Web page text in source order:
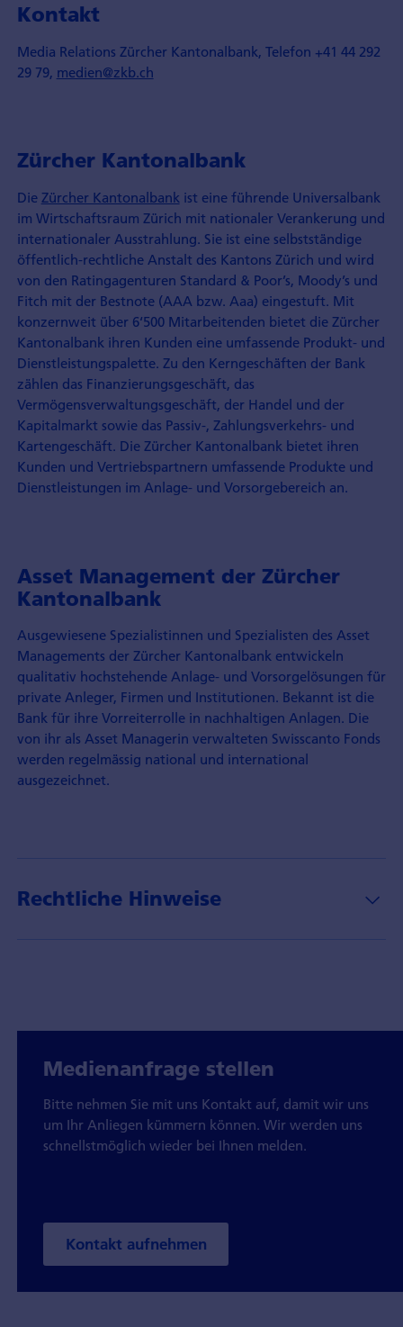
Kontakt
Media Relations Zürcher Kantonalbank, Telefon +41 44 292
29 79, medien@zkb.ch
Zürcher Kantonalbank
Die Zürcher Kantonalbankist eine führende Universalbank
im Wirtschaftsraum Zürich mit nationaler Verankerung und
internationaler Ausstrahlung. Sie ist eine selbstständige
öffentlich-rechtliche Anstalt des Kantons Zürich und wird
von den Ratingagenturen Standard & Poor’s, Moody’s und
Fitch mit der Bestnote (AAA bzw. Aaa) eingestuft. Mit
konzernweit über 6‘500 Mitarbeitenden bietet die Zürcher
Kantonalbank ihren Kunden eine umfassende Produkt- und
Dienstleistungspalette. Zu den Kerngeschäften der Bank
zählen das Finanzierungsgeschäft, das
Vermögensverwaltungsgeschäft, der Handel und der
Kapitalmarkt sowie das Passiv-, Zahlungsverkehrs- und
Kartengeschäft. Die Zürcher Kantonalbank bietet ihren
Kunden und Vertriebspartnern umfassende Produkte und
Dienstleistungen im Anlage- und Vorsorgebereich an.
Asset Management der Zürcher
Kantonalbank
Ausgewiesene Spezialistinnen und Spezialisten des Asset
Managements der Zürcher Kantonalbank entwickeln
qualitativ hochstehende Anlage- und Vorsorgelösungen für
private Anleger, Firmen und Institutionen. Bekannt ist die
Bank für ihre Vorreiterrolle in nachhaltigen Anlagen. Die
von ihr als Asset Managerin verwalteten Swisscanto Fonds
werden regelmässig national und international
ausgezeichnet.
Rechtliche Hinweise
Medienanfrage stellen
Bitte nehmen Sie mit uns Kontakt auf, damit wir uns
um Ihr Anliegen kümmern können. Wir werden uns
schnellstmöglich wieder bei Ihnen melden.
Kontakt aufnehmen